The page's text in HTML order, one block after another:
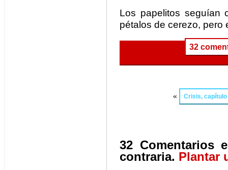
Los papelitos seguían
pétalos de cerezo, pero
32
« Crisis,
32 Comentarios
contraria. Plantar